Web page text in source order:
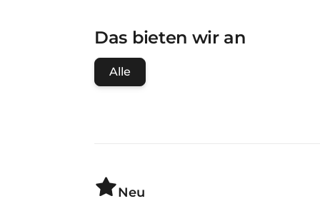
Das bieten wir an
Alle
Neu